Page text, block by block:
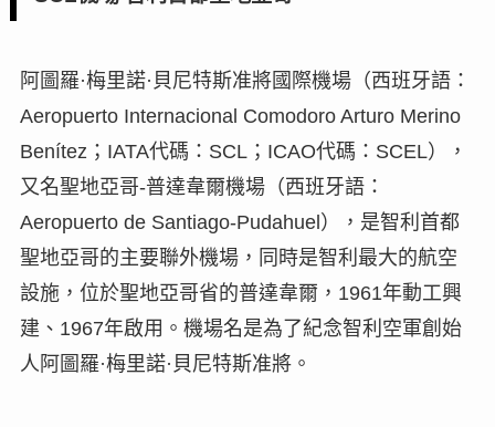
阿圖羅·梅里諾·貝尼特斯准將國際機場（西班牙語：
Aeropuerto Internacional Comodoro Arturo Merino
Benítez；IATA代碼：SCL；ICAO代碼：SCEL），
又名聖地亞哥-普達韋爾機場（西班牙語：
Aeropuerto de Santiago-Pudahuel），是智利首都
聖地亞哥的主要聯外機場，同時是智利最大的航空
設施，位於聖地亞哥省的普達韋爾，1961年動工興
建、1967年啟用。機場名是為了紀念智利空軍創始
人阿圖羅·梅里諾·貝尼特斯准將。